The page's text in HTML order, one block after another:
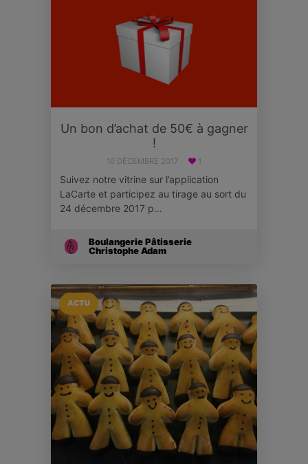
Un bon d’achat de 50€ à gagner
!
10 DÉCEMBRE 2017 1
Suivez notre vitrine sur l’application
LaCarte et participez au tirage au sort du
24 décembre 2017 p…
Boulangerie Pâtisserie
Christophe Adam
ACTU